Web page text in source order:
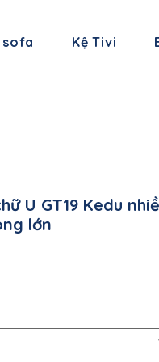
sofa Kệ Tivi
U GT19 Kedu
lớn